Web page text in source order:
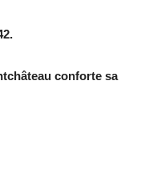
conforte sa